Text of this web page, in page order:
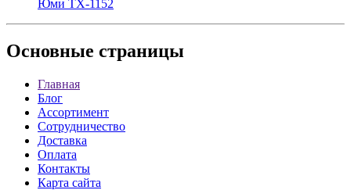
Юми TX-1152
Основные страницы
Главная
Блог
Ассортимент
Сотрудничество
Доставка
Оплата
Контакты
Карта сайта